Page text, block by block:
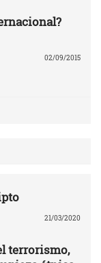
02/09/2015
21/03/2020
terrorismo,